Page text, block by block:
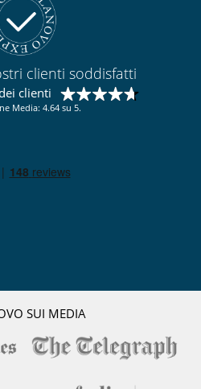
clienti soddisfatti
clienti
Media: 4.64 su 5.
SUI MEDIA